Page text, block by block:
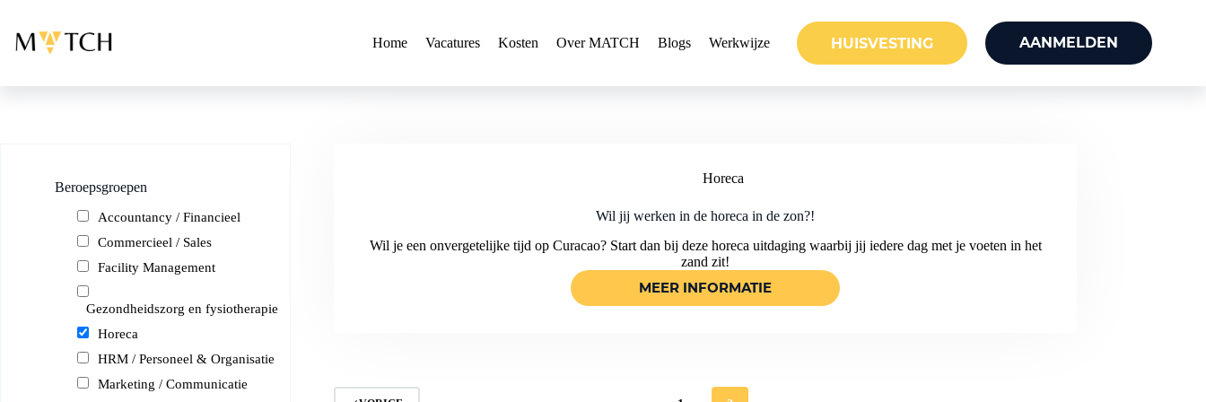
inhoud
Home Vacatures Kosten Over MATCH Blogs Werkwijze HUISVESTING AANMELDEN
Horeca
Wil jij werken in de horeca in de zon?!
Wil je een onvergetelijke tijd op Curacao? Start dan bij deze horeca uitdaging waarbij jij iedere dag met je voeten in het
zand zit!
MEER INFORMATIE
WIL
Beroepsgroepen
Accountancy / Financieel
Commercieel / Sales
Facility Management
Gezondheidszorg en fysiotherapie
Horeca
HRM / Personeel & Organisatie
Marketing / Communicatie